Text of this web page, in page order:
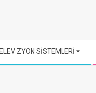
SİSTEMLERİ